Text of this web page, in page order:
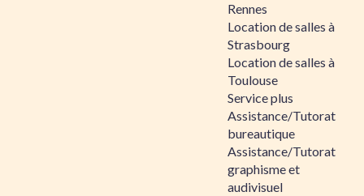
Rennes
Location de salles à
Strasbourg
Location de salles à
Toulouse
Service plus
Assistance/Tutorat
bureautique
Assistance/Tutorat
graphisme et
audivisuel